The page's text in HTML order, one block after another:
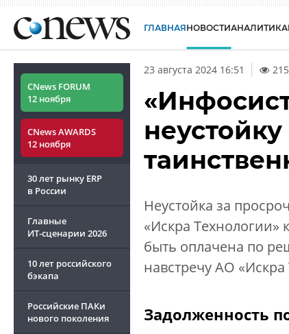
ГЛАВНАЯНОВОСТИАНАЛИТИКА
CNews FORUM
12 ноября
CNews AWARDS
12 ноября
30 лет рынку ERP
в России
Главные
ИТ-сценарии 2026
10 лет российского
бэкапа
Российские ПАКи
нового поколения
23 августа 2024 16:51
Неустойка за
«Искра
быть оплачена по
навстречу АО
Задолженность